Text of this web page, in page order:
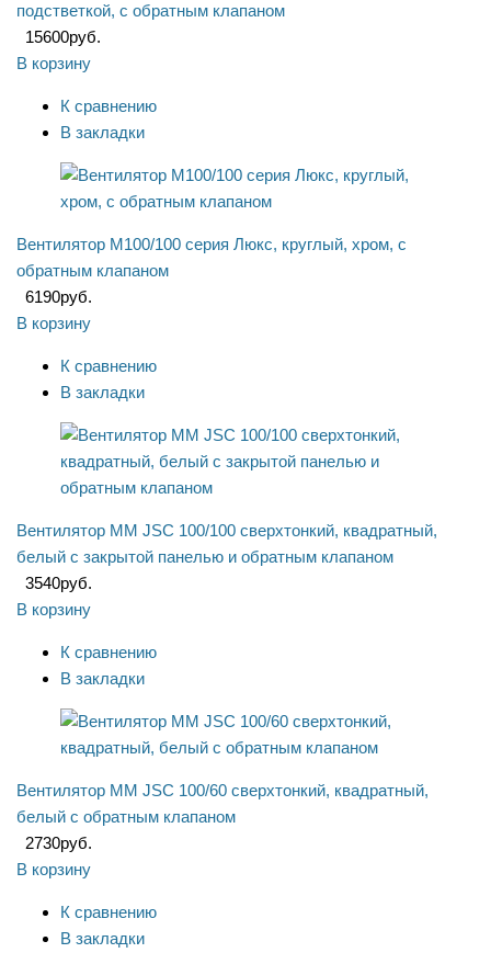
подстветкой, с обратным клапаном
15600руб.
В корзину
К сравнению
В закладки
Вентилятор М100/100 серия Люкс, круглый, хром, с
обратным клапаном
6190руб.
В корзину
К сравнению
В закладки
Вентилятор ММ JSC 100/100 сверхтонкий, квадратный,
белый с закрытой панелью и обратным клапаном
3540руб.
В корзину
К сравнению
В закладки
Вентилятор ММ JSC 100/60 сверхтонкий, квадратный,
белый с обратным клапаном
2730руб.
В корзину
К сравнению
В закладки